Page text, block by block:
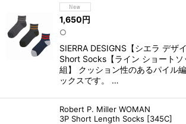
1,650円
○
SIERRA DESIGNS【シエラ デザ
Short Socks【ライン ショート
組】 クッション性のあるパイル
ックスです。 …
Robert P. Miller WOMAN
3P Short Length Socks [345C]